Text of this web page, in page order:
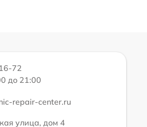
72
до 21:00
repair-center.ru
улица, дом 4